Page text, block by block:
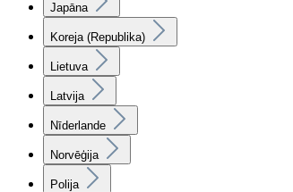
Japāna
Koreja (Republika)
Lietuva
Latvija
Nīderlande
Norvēģija
Polija